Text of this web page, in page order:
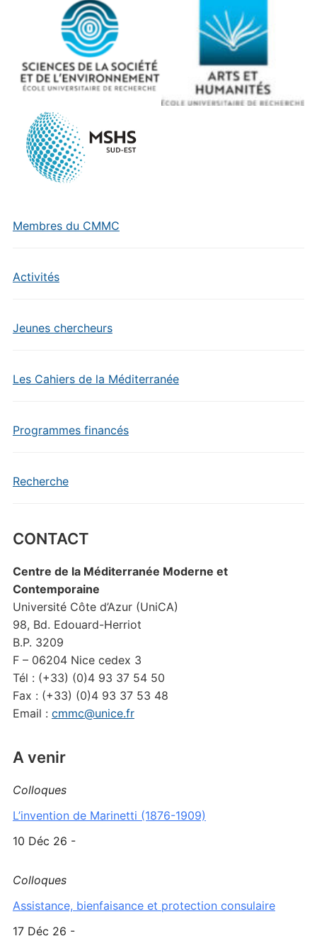
Membres du CMMC
Activités
Jeunes chercheurs
Les Cahiers de la Méditerranée
Programmes financés
Recherche
CONTACT
Centre de la Méditerranée Moderne et
Contemporaine
Université Côte d’Azur (UniCA)
98, Bd. Edouard-Herriot
B.P. 3209
F – 06204 Nice cedex 3
Tél : (+33) (0)4 93 37 54 50
Fax : (+33) (0)4 93 37 53 48
Email : cmmc@unice.fr
A venir
Colloques
L’invention de Marinetti (1876-1909)
10 Déc 26 -
Colloques
Assistance, bienfaisance et protection consulaire
17 Déc 26 -